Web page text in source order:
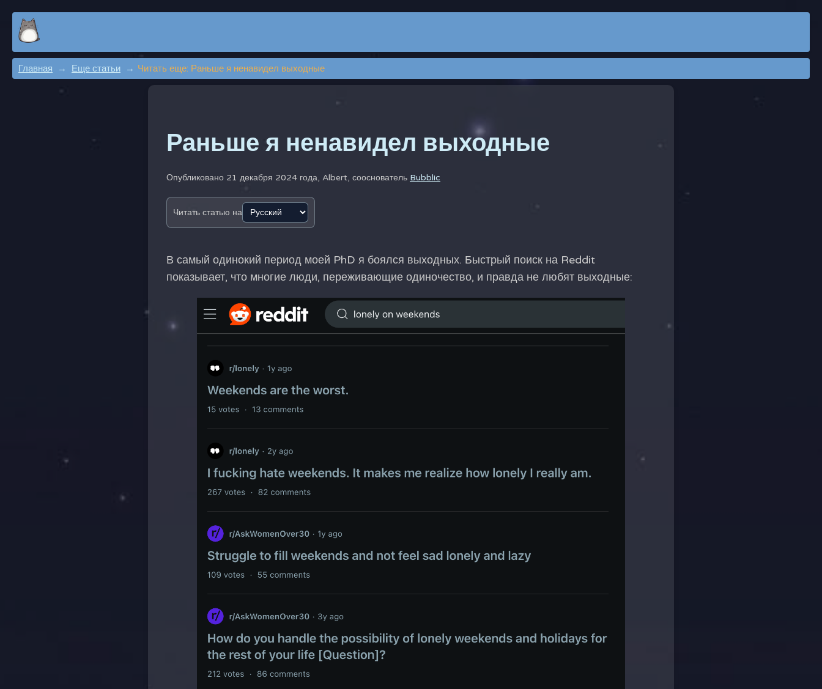
Главная Еще статьи Читать еще: Раньше я ненавидел выходные
Раньше я ненавидел выходные
Опубликовано 21 декабря 2024 года, Albert, сооснователь Bubblic
Читать статью на
В самый одинокий период моей PhD я боялся выходных. Быстрый поиск на Reddit
показывает, что многие люди, переживающие одиночество, и правда не любят выходные: